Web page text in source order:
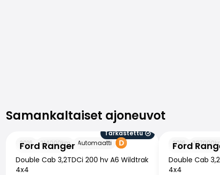
Samankaltaiset ajoneuvot
Samankaltaiset ajoneuvot
Ford Ranger
Tarkastettu
2016
214000km Automaatti
Double Cab 3,2TDCi 200 hv A6 Wildtrak
4x4
Ford
2016
207000
Double Cab
4x4